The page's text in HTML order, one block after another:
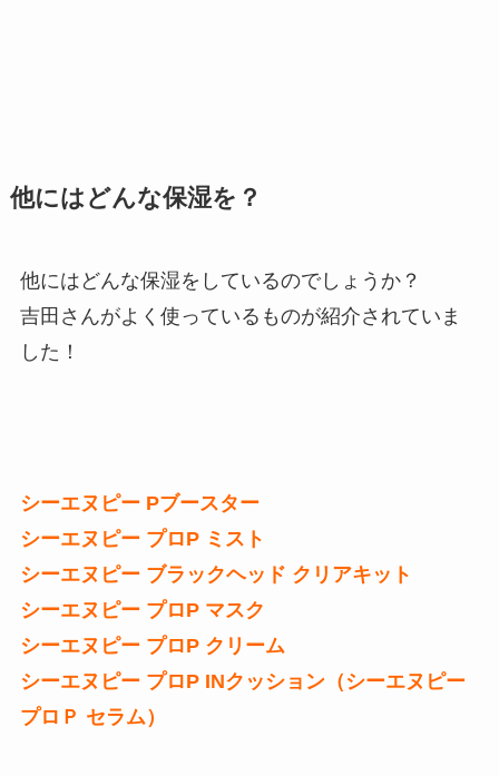
他にはどんな保湿を？
他にはどんな保湿をしているのでしょうか？
吉田さんがよく使っているものが紹介されていま
した！
シーエヌピー Pブースター
シーエヌピー プロP ミスト
シーエヌピー ブラックヘッド クリアキット
シーエヌピー プロP マスク
シーエヌピー プロP クリーム
シーエヌピー プロP INクッション（シーエヌピー
プロＰ セラム）